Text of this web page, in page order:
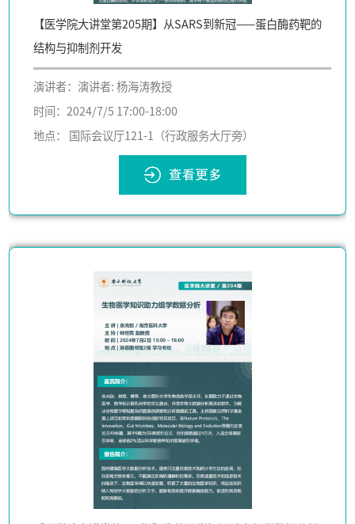
【医学院大讲堂第205期】从SARS到新冠——蛋白酶药靶的
结构与抑制剂开发
演讲者：演讲者: 杨海涛教授
时间：2024/7/5 17:00-18:00
地点： 国际会议厅121-1（行政服务大厅旁）